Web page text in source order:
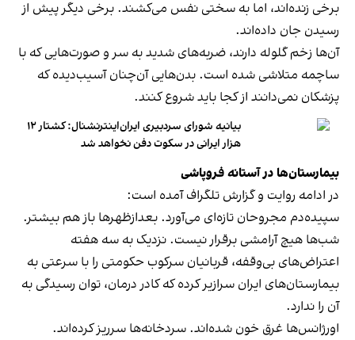
برخی زنده‌اند، اما به سختی نفس می‌کشند. برخی دیگر پیش از
رسیدن جان داده‌اند.
آن‌ها زخم گلوله دارند، ضربه‌های شدید به سر و صورت‌هایی که با
ساچمه متلاشی شده است. بدن‌هایی آن‌چنان آسیب‌دیده که
پزشکان نمی‌دانند از کجا باید شروع کنند.
بیانیه شورای سردبیری ایران‌اینترنشنال: کشتار ۱۲
هزار ایرانی در سکوت دفن نخواهد شد
بیمارستان‌ها در آستانه فروپاشی
در ادامه روایت و گزارش تلگراف آمده است:
سپیده‌دم مجروحان تازه‌ای می‌آورد. بعدازظهرها باز هم بیشتر.
شب‌ها هیچ آرامشی برقرار نیست. نزدیک به سه هفته
اعتراض‌های بی‌وقفه، قربانیان سرکوب حکومتی را با سرعتی به
بیمارستان‌های ایران سرازیر کرده که کادر درمان، توان رسیدگی به
آن را ندارد.
اورژانس‌ها غرق خون شده‌اند. سردخانه‌ها سرریز کرده‌اند.